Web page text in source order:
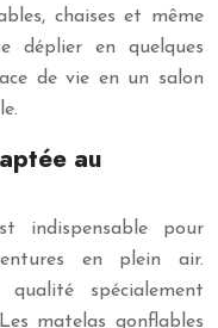
chaises et même
déplier en quelques
de vie en un salon
au
indispensable pour
en plein air.
spécialement
matelas gonflables